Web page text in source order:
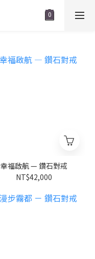
幸福啟航 — 鑽石對戒
NT$42,000